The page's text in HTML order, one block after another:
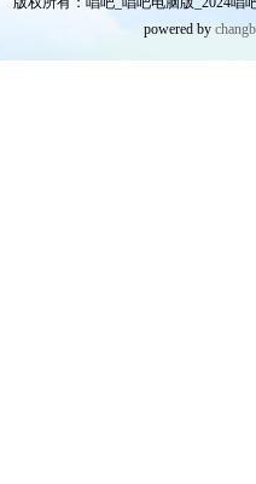
powered by